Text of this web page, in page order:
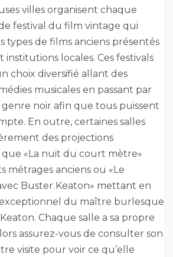
villes organisent chaque
festival du film vintage qui
types de films anciens présentés
institutions locales. Ces festivals
choix diversifié allant des
musicales en passant par
genre noir afin que tous puissent
En outre, certaines salles
des projections
que «La nuit du court mètre»
métrages anciens ou «Le
Buster Keaton» mettant en
du maître burlesque
Chaque salle a sa propre
assurez-vous de consulter son
visite pour voir ce qu’elle